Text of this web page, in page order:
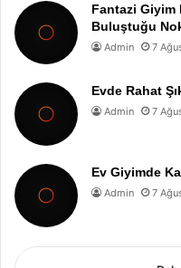
Fantazi Giyim
Buluştuğu
Admin 7
Evde Rahat
Admin 7
Ev Giyimde
Admin 7